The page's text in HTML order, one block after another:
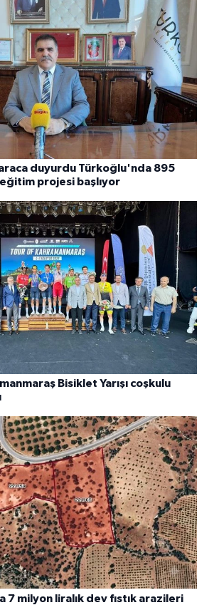
duyurdu Türkoğlu'nda 895
projesi başlıyor
Bisiklet Yarışı coşkulu
7 milyon liralık dev fıstık arazileri